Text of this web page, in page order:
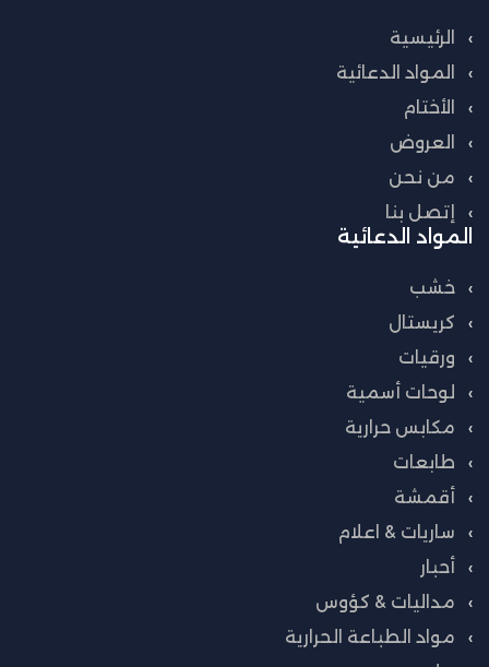
الرئيسية
المواد الدعائية
الأختام
العروض
من نحن
إتصل بنا
المواد الدعائية
خشب
كريستال
ورقيات
لوحات أسمية
مكابس حرارية
طابعات
أقمشة
ساريات & اعلام
أحبار
مداليات & كؤوس
مواد الطباعة الحرارية